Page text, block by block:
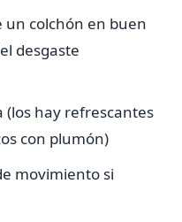
un colchón en buen
desgaste
hay refrescantes
con plumón)
movimiento si